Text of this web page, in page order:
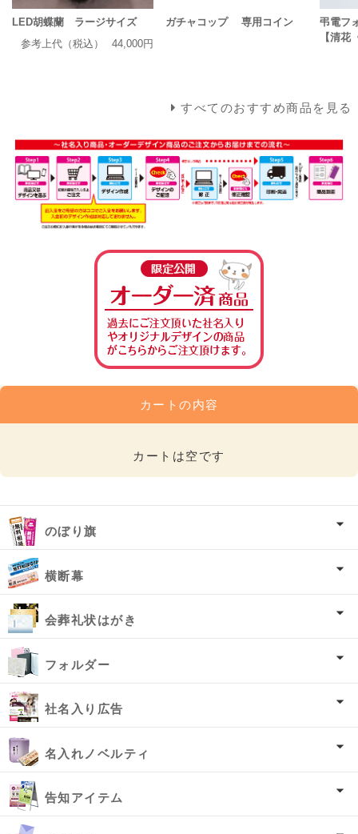
LED胡蝶蘭 ラージサイズ
参考上代（税込）
44,000円
ガチャコップ 専用コイン
弔電フ
【清花
すべてのおすすめ商品を見る
カートの内容
カートは空です
のぼり旗
横断幕
会葬礼状はがき
フォルダー
社名入り広告
名入れノベルティ
告知アイテム